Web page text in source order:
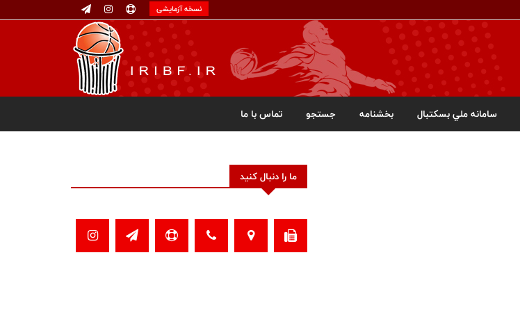
نسخه آزمایشی
سامانه ملي بسکتبال بخشنامه جستجو تماس با ما
ما را دنبال کنید